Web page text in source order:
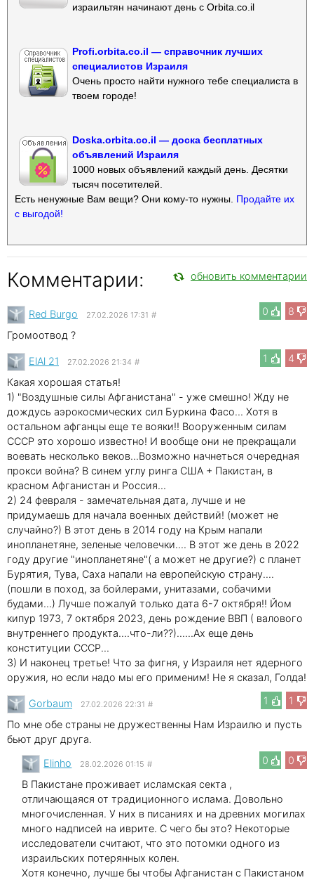
израильтян начинают день с Orbita.co.il
Profi.orbita.co.il — справочник лучших
специалистов Израиля
Очень просто найти нужного тебе специалиста в
твоем городе!
Doska.orbita.co.il — доска бесплатных
объявлений Израиля
1000 новых объявлений каждый день. Десятки
тысяч посетителей.
Есть ненужные Вам вещи? Они кому-то нужны. Продайте их
с выгодой!
Комментарии: обновить комментарии
0 8
Red Burgo 27.02.2026 17:31 #
Громоотвод ?
1
4
ElAl 21 27.02.2026 21:34 #
Какая хорошая статья!
1) "Воздушные силы Афганистана" - уже смешно! Жду не
дождусь аэрокосмических сил Буркина Фасо... Хотя в
остальном афганцы еще те вояки!! Вооруженным силам
СССР это хорошо известно! И вообще они не прекращали
воевать несколько веков...Возможно начнеться очередная
прокси война? В синем углу ринга США + Пакистан, в
красном Афганистан и Россия...
2) 24 февраля - замечательная дата, лучше и не
придумаешь для начала военных действий! (может не
случайно?) В этот день в 2014 году на Крым напали
инопланетяне, зеленые человечки.... В этот же день в 2022
году другие "инопланетяне"( а может не другие?) с планет
Бурятия, Тува, Саха напали на европейскую страну....
(пошли в поход, за бойлерами, унитазами, собачими
будами...) Лучше пожалуй только дата 6-7 октября!! Йом
кипур 1973, 7 октября 2023, день рождение ВВП ( валового
внутреннего продукта....что-ли??)......Ах еще день
конституции СССР...
3) И наконец третье! Что за фигня, у Израиля нет ядерного
оружия, но если надо мы его применим! Не я сказал, Голда!
1
1
Gorbaum 27.02.2026 22:31 #
По мне обе страны не дружественны Нам Израилю и пусть
бьют друг друга.
0
0
Elinho 28.02.2026 01:15 #
В Пакистане проживает исламская секта ,
отличающаяся от традиционного ислама. Довольно
многочисленная. У них в писаниях и на древних могилах
много надписей на иврите. С чего бы это? Некоторые
исследователи считают, что это потомки одного из
израильских потерянных колен.
Хотя конечно, лучше бы чтобы Афганистан с Пакистаном